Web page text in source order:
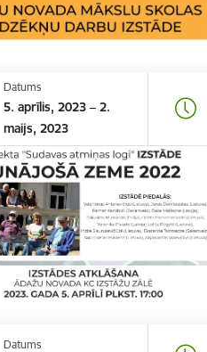
Datums
5. aprīlis, 2023 – 2.
maijs, 2023
Datums